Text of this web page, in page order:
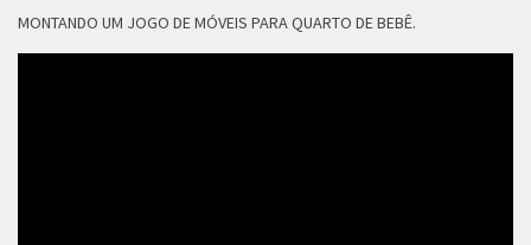
MONTANDO UM JOGO DE MÓVEIS PARA QUARTO DE BEBÊ.